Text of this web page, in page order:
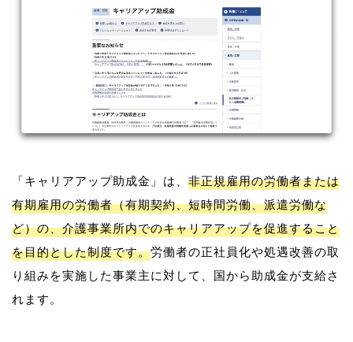
「キャリアアップ助成金」は、 非正規雇用の労働者または
有期雇用の労働者（有期契約、短時間労働、派遣労働な
ど）の、介護事業所内でのキャリアアップを促進すること
を目的とした制度です。労働者の正社員化や処遇改善の取
り組みを実施した事業主に対して、国から助成金が支給さ
れます。